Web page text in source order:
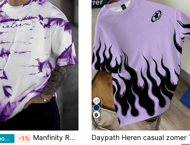
EU Warehouse -1% Manfinity Roughcore Heren Tekst Tie dye print Ronde hals Korte mouwen T-shirts
15